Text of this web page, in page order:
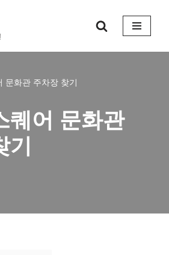
문화관 주차장 찾기
퀘어 문화관